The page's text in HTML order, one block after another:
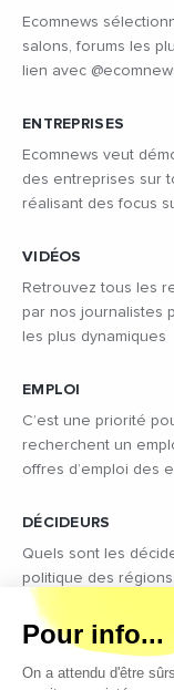
Ecomnews
salons, forums les
lien avec
ENTREPRISES
Ecomnews veut
des entreprises sur
réalisant des focus
VIDÉOS
Retrouvez tous les
par nos journalistes
les plus dynamiques
EMPLOI
C’est une priorité
recherchent un
offres d’emploi des
DÉCIDEURS
Quels sont les
politique des régions